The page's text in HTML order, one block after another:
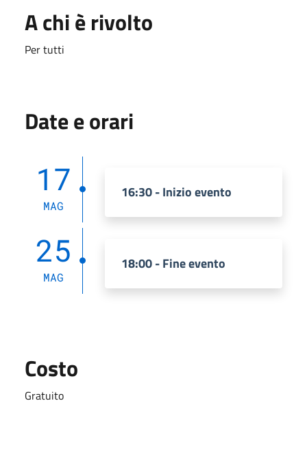
A chi è rivolto
Per tutti
Date e orari
17
MAG
16:30 - Inizio evento
25
MAG
18:00 - Fine evento
Costo
Gratuito